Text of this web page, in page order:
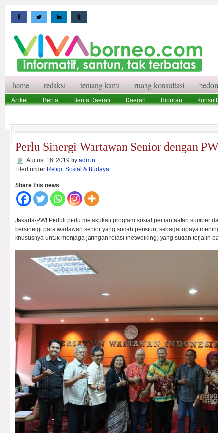
home redaksi tentang kami ruang konsultasi
Artikel Berita Berita Daerah Daerah Hiburan
Perlu Sinergi Wartawan Senior dengan
August 16, 2019 by admin
Filed under Religi, Sosial & Budaya
Share this news
Jakarta-PWI Peduli perlu melakukan program sosial pemanfaatan sumber
bersinergi para wartawan senior yang sudah pensiun, sebagai upaya
khususnya untuk menjaga jaringan relasi (networking) yang sudah terjalin